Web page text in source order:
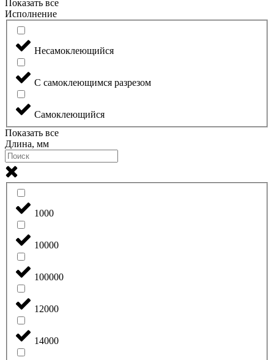
Показать все
Исполнение
Несамоклеющийся
С самоклеющимся разрезом
Самоклеющийся
Показать все
Длина, мм
1000
10000
100000
12000
14000